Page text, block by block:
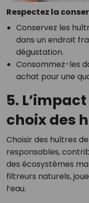
Respectez la
Conservez les
dans un endroit
dégustation.
Consommez-les
achat pour une
5.
choix des
Choisir des huîtres
responsables,
des écosystèmes
filtreurs naturels,
l’eau.